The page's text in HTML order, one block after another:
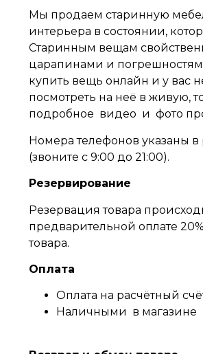
Мы продаем старинную
интерьера в состоянии,
Старинным вещам
царапинами и
купить вещь онлайн и у вас
посмотреть на неё в живую,
подробное видео и фото
Номера телефонов указаны в
(звоните c 9:00 до 21:00).
Резервирование
Резервация товара
предварительной оплате
товара.
Оплата
Оплата на расчётный
Наличными в магазине